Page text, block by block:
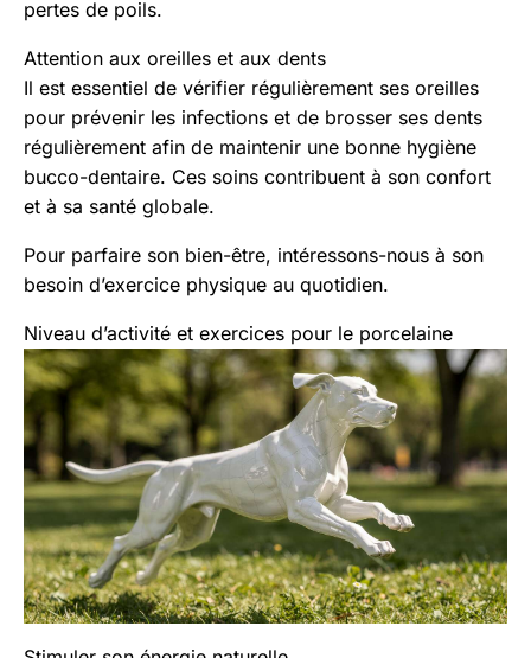
pertes de poils.
Attention aux oreilles et aux dents
Il est essentiel de vérifier régulièrement ses oreilles
pour prévenir les infections et de brosser ses dents
régulièrement afin de maintenir une bonne hygiène
bucco-dentaire. Ces soins contribuent à son confort
et à sa santé globale.
Pour parfaire son bien-être, intéressons-nous à son
besoin d’exercice physique au quotidien.
Niveau d’activité et exercices pour le porcelaine